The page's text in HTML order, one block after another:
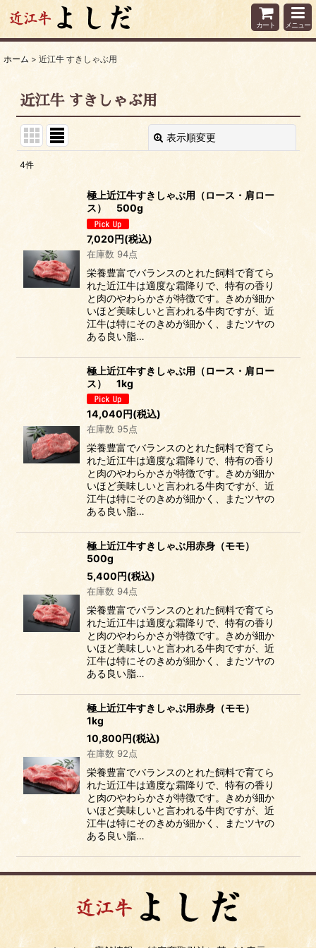
カート メニュー
ホーム > 近江牛 すきしゃぶ用
近江牛 すきしゃぶ用
表示順変更
4件
極上近江牛すきしゃぶ用（ロース・肩ロー
ス） 500g
7,020円(税込)
在庫数 94点
栄養豊富でバランスのとれた飼料で育てら
れた近江牛は適度な霜降りで、特有の香り
と肉のやわらかさが特徴です。きめが細か
いほど美味しいと言われる牛肉ですが、近
江牛は特にそのきめが細かく、またツヤの
ある良い脂…
極上近江牛すきしゃぶ用（ロース・肩ロー
ス） 1kg
14,040円(税込)
在庫数 95点
栄養豊富でバランスのとれた飼料で育てら
れた近江牛は適度な霜降りで、特有の香り
と肉のやわらかさが特徴です。きめが細か
いほど美味しいと言われる牛肉ですが、近
江牛は特にそのきめが細かく、またツヤの
ある良い脂…
極上近江牛すきしゃぶ用赤身（モモ）
500g
5,400円(税込)
在庫数 94点
栄養豊富でバランスのとれた飼料で育てら
れた近江牛は適度な霜降りで、特有の香り
と肉のやわらかさが特徴です。きめが細か
いほど美味しいと言われる牛肉ですが、近
江牛は特にそのきめが細かく、またツヤの
ある良い脂…
極上近江牛すきしゃぶ用赤身（モモ）
1kg
10,800円(税込)
在庫数 92点
栄養豊富でバランスのとれた飼料で育てら
れた近江牛は適度な霜降りで、特有の香り
と肉のやわらかさが特徴です。きめが細か
いほど美味しいと言われる牛肉ですが、近
江牛は特にそのきめが細かく、またツヤの
ある良い脂…